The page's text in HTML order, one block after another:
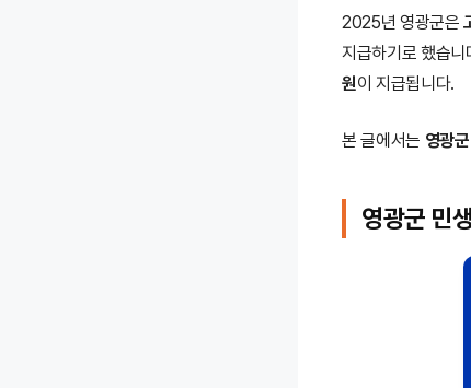
2025년 영광군은
지급하기로 했습니
원이 지급됩니다.
본 글에서는 영광
영광군 민